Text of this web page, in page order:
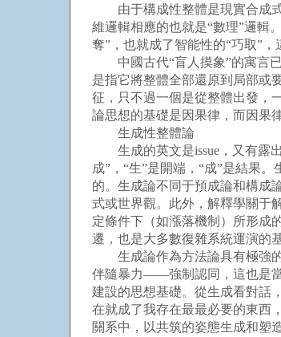
由于構成性整體是現實合成式
維邏輯相應的也就是“數理”邏輯
奪”，也就成了智能性的“巧取”
中國古代“盲人摸象”的寓言已
是指它將整體全部還原到局部或
征，只不過一個是從整體出發，
論思想的基礎是因果律，而因果
生成性整體論
生成的英文是issue，又有露出
成”，“生”是開端，“成”是結果
的。生成論不同于預成論和構成
式或世界觀。此外，解釋學關于
定條件下（如漲落機制）所形成
遷，也是大多數復雜系統運演的
生成論作為方法論具有極強的
伴隨暴力——強制認同，這也是當
建設的思想基礎。從生成看對話
在就成了我存在最最必要的東西
關系中，以共筑的姿態生成和塑